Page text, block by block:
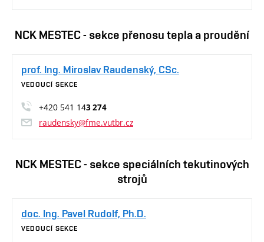
NCK MESTEC - sekce přenosu tepla a proudění
prof. Ing. Miroslav Raudenský, CSc.
VEDOUCÍ SEKCE
+420 541 143 274
raudensky@fme.vutbr.cz
NCK MESTEC - sekce speciálních tekutinových
strojů
doc. Ing. Pavel Rudolf, Ph.D.
VEDOUCÍ SEKCE